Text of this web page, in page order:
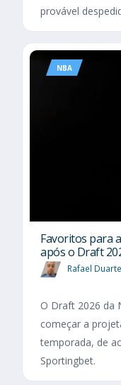
provável
NBA
Favoritos para
após o Draft
Rafael Duarte
O Draft 2026 da
começar a
temporada, de
Sportingbet.